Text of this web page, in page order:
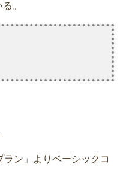
。
ン」よりベーシックコ